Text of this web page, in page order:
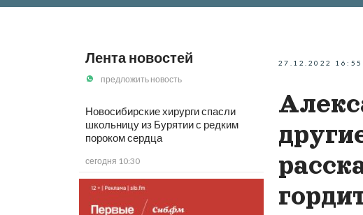
Лента новостей
предложить новость
Новосибирские хирурги спасли
школьницу из Бурятии с редким
пороком сердца
сегодня 10:30
27.12.2022 16:55